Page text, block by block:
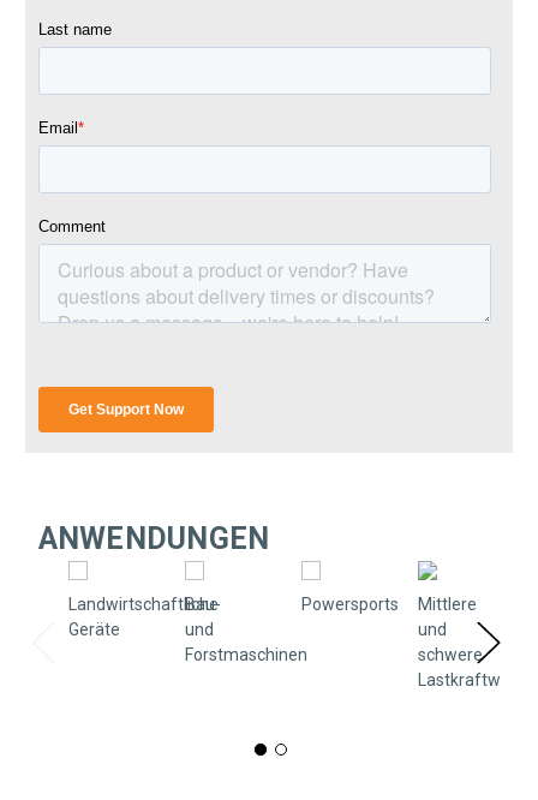
ANWENDUNGEN
Landwirtschaftliche
Geräte
Bau-
und
Forstmaschinen
Powersports
Mittlere
und
schwere
Lastkraftwagen